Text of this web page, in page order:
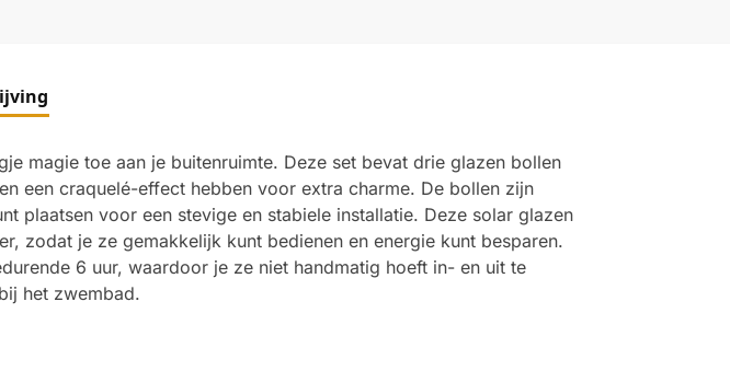
magie toe aan je buitenruimte. Deze set bevat drie glazen bollen
een craquelé-effect hebben voor extra charme. De bollen zijn
plaatsen voor een stevige en stabiele installatie. Deze solar glazen
zodat je ze gemakkelijk kunt bedienen en energie kunt besparen.
6 uur, waardoor je ze niet handmatig hoeft in- en uit te
het zwembad.